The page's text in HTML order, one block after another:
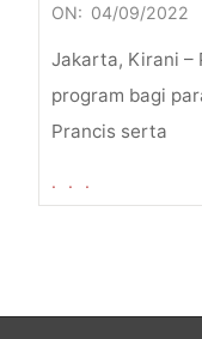
2022-
09-
04
ON: 04/09/2022
Jakarta, Kirani –
program bagi
Prancis serta
. . .